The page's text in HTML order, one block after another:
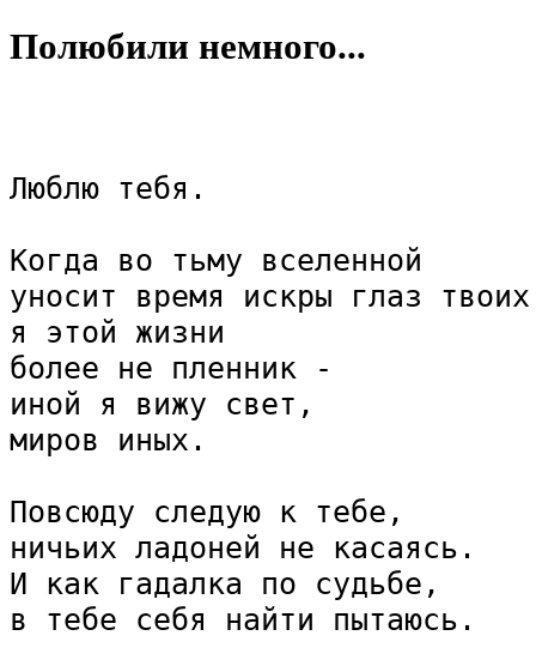
Полюбили немного...
Люблю тебя.
Когда во тьму вселенной
уносит время искры глаз
я этой жизни
более не пленник -
иной я вижу свет,
миров иных.
Повсюду следую к тебе,
ничьих ладоней не касаясь.
И как гадалка по судьбе,
в тебе себя найти пытаюсь.